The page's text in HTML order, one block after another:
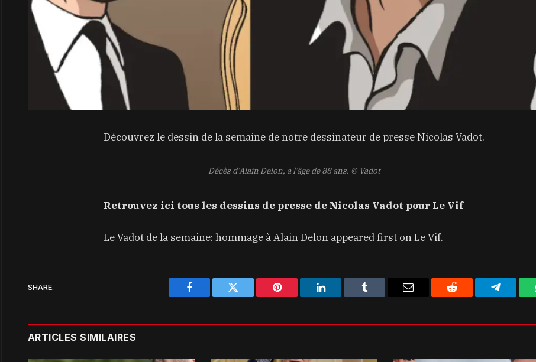
Découvrez le dessin de la semaine de notre dessinateur de presse Nicolas Vadot.
Décès d’Alain Delon, à l’âge de 88 ans. © Vadot
Retrouvez ici tous les dessins de presse de Nicolas Vadot pour Le Vif
Le Vadot de la semaine: hommage à Alain Delon appeared first on Le Vif.
SHARE.
Facebook Twitter Pinterest LinkedIn Tumblr Email Reddit Telegram
ARTICLES SIMILAIRES